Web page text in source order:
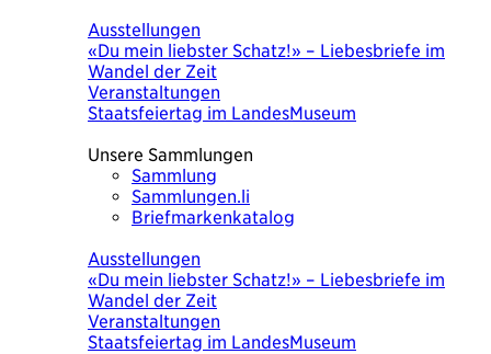
Ausstellungen
«Du mein liebster Schatz!» – Liebesbriefe im
Wandel der Zeit
Veranstaltungen
Staatsfeiertag im LandesMuseum
Unsere Sammlungen
Sammlung
Sammlungen.li
Briefmarkenkatalog
Ausstellungen
«Du mein liebster Schatz!» – Liebesbriefe im
Wandel der Zeit
Veranstaltungen
Staatsfeiertag im LandesMuseum